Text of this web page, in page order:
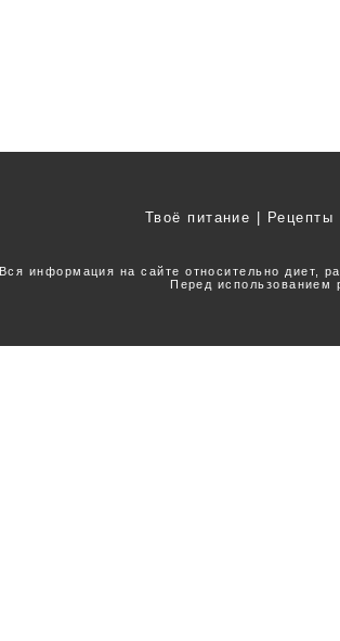
Твоё питание Рецепты
Вся информация на сайте относительно диет,
Перед использованием